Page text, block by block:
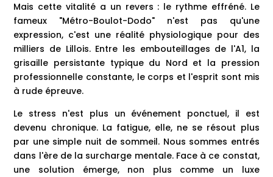
Mais cette vitalité a un revers : le rythme effréné. Le
fameux "Métro-Boulot-Dodo" n'est pas qu'une
expression, c'est une réalité physiologique pour des
milliers de Lillois. Entre les embouteillages de l'A1, la
grisaille persistante typique du Nord et la pression
professionnelle constante, le corps et l'esprit sont mis
à rude épreuve.
Le stress n'est plus un événement ponctuel, il est
devenu chronique. La fatigue, elle, ne se résout plus
par une simple nuit de sommeil. Nous sommes entrés
dans l'ère de la surcharge mentale. Face à ce constat,
une solution émerge, non plus comme un luxe